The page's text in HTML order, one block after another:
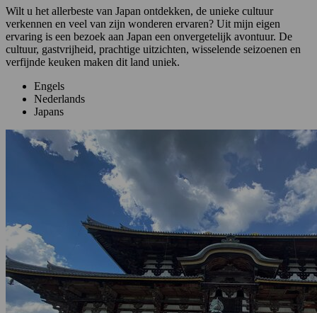
Wilt u het allerbeste van Japan ontdekken, de unieke cultuur
verkennen en veel van zijn wonderen ervaren? Uit mijn eigen
ervaring is een bezoek aan Japan een onvergetelijk avontuur. De
cultuur, gastvrijheid, prachtige uitzichten, wisselende seizoenen en
verfijnde keuken maken dit land uniek.
Engels
Nederlands
Japans